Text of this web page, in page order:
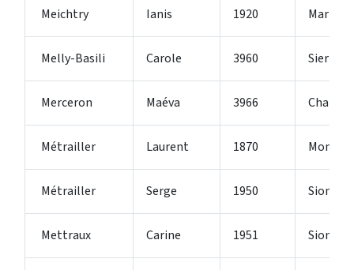
Meichtry Ianis 1920
Melly-Basili Carole 3960 Sierre
Merceron Maéva 3966 Chalais
Métrailler Laurent 1870
Métrailler Serge 1950 Sion 2
Mettraux Carine 1951 Sion